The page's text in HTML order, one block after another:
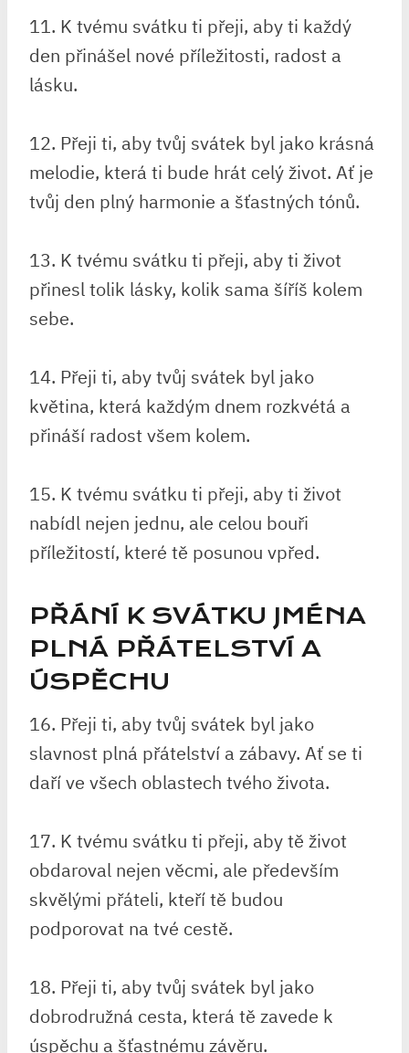
11. K tvému svátku ti přeji, aby ti každý
den přinášel nové příležitosti, radost a
lásku.
12. Přeji ti, aby tvůj svátek byl jako krásná
melodie, která ti bude hrát celý život. Ať je
tvůj den plný harmonie a šťastných tónů.
13. K tvému svátku ti přeji, aby ti život
přinesl tolik lásky, kolik sama šíříš kolem
sebe.
14. Přeji ti, aby tvůj svátek byl jako
květina, která každým dnem rozkvétá a
přináší radost všem kolem.
15. K tvému svátku ti přeji, aby ti život
nabídl nejen jednu, ale celou bouři
příležitostí, které tě posunou vpřed.
PŘÁNÍ K SVÁTKU JMÉNA
PLNÁ PŘÁTELSTVÍ A
ÚSPĚCHU
16. Přeji ti, aby tvůj svátek byl jako
slavnost plná přátelství a zábavy. Ať se ti
daří ve všech oblastech tvého života.
17. K tvému svátku ti přeji, aby tě život
obdaroval nejen věcmi, ale především
skvělými přáteli, kteří tě budou
podporovat na tvé cestě.
18. Přeji ti, aby tvůj svátek byl jako
dobrodružná cesta, která tě zavede k
úspěchu a šťastnému závěru.